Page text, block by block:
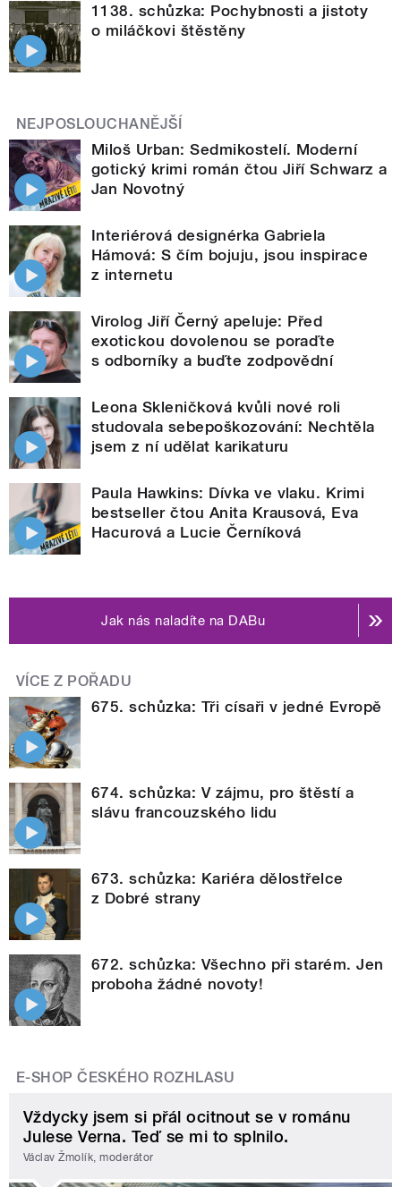
1138. schůzka: Pochybnosti a jistoty
o miláčkovi štěstěny
NEJPOSLOUCHANĚJŠÍ
Miloš Urban: Sedmikostelí. Moderní
gotický krimi román čtou Jiří Schwarz a
Jan Novotný
Interiérová designérka Gabriela
Hámová: S čím bojuju, jsou inspirace
z internetu
Virolog Jiří Černý apeluje: Před
exotickou dovolenou se poraďte
s odborníky a buďte zodpovědní
Leona Skleničková kvůli nové roli
studovala sebepoškozování: Nechtěla
jsem z ní udělat karikaturu
Paula Hawkins: Dívka ve vlaku. Krimi
bestseller čtou Anita Krausová, Eva
Hacurová a Lucie Černíková
Jak nás naladíte na DABu
VÍCE Z POŘADU
675. schůzka: Tři císaři v jedné Evropě
674. schůzka: V zájmu, pro štěstí a
slávu francouzského lidu
673. schůzka: Kariéra dělostřelce
z Dobré strany
672. schůzka: Všechno při starém. Jen
proboha žádné novoty!
E-SHOP ČESKÉHO ROZHLASU
Vždycky jsem si přál ocitnout se v románu
Julese Verna. Teď se mi to splnilo.
Václav Žmolík, moderátor